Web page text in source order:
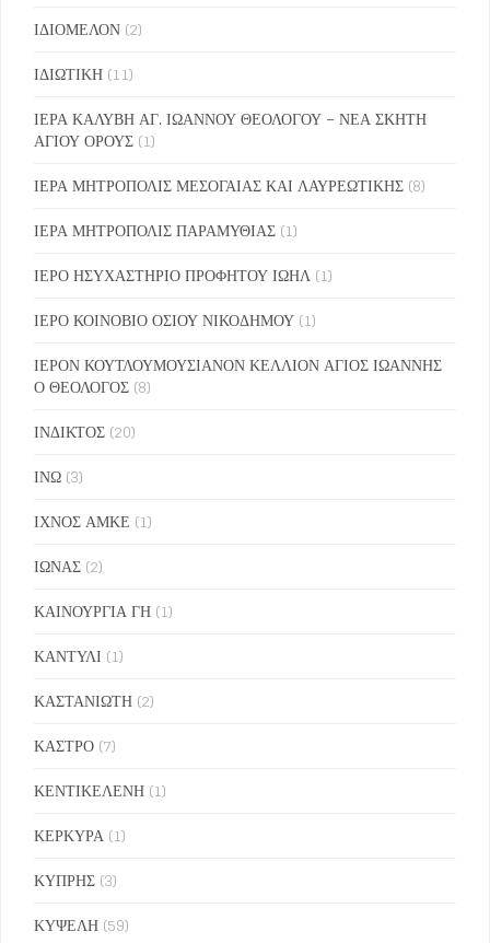
ΙΔΙΟΜΕΛΟΝ (2)
ΙΔΙΩΤΙΚΗ (11)
ΙΕΡΑ ΚΑΛΥΒΗ ΑΓ. ΙΩΑΝΝΟΥ ΘΕΟΛΟΓΟΥ – ΝΕΑ ΣΚΗΤΗ
ΑΓΙΟΥ ΟΡΟΥΣ (1)
ΙΕΡΑ ΜΗΤΡΟΠΟΛΙΣ ΜΕΣΟΓΑΙΑΣ ΚΑΙ ΛΑΥΡΕΩΤΙΚΗΣ (8)
ΙΕΡΑ ΜΗΤΡΟΠΟΛΙΣ ΠΑΡΑΜΥΘΙΑΣ (1)
ΙΕΡΟ ΗΣΥΧΑΣΤΗΡΙΟ ΠΡΟΦΗΤΟΥ ΙΩΗΛ (1)
ΙΕΡΟ ΚΟΙΝΟΒΙΟ ΟΣΙΟΥ ΝΙΚΟΔΗΜΟΥ (1)
ΙΕΡΟΝ ΚΟΥΤΛΟΥΜΟΥΣΙΑΝΟΝ ΚΕΛΛΙΟΝ ΑΓΙΟΣ ΙΩΑΝΝΗΣ
Ο ΘΕΟΛΟΓΟΣ (8)
ΙΝΔΙΚΤΟΣ (20)
ΙΝΩ (3)
ΙΧΝΟΣ ΑΜΚΕ (1)
ΙΩΝΑΣ (2)
ΚΑΙΝΟΥΡΓΙΑ ΓΗ (1)
ΚΑΝΤΥΛΙ (1)
ΚΑΣΤΑΝΙΩΤΗ (2)
ΚΑΣΤΡΟ (7)
ΚΕΝΤΙΚΕΛΕΝΗ (1)
ΚΕΡΚΥΡΑ (1)
ΚΥΠΡΗΣ (3)
ΚΥΨΕΛΗ (59)